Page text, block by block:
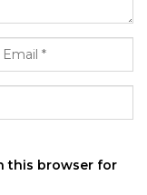
this browser for